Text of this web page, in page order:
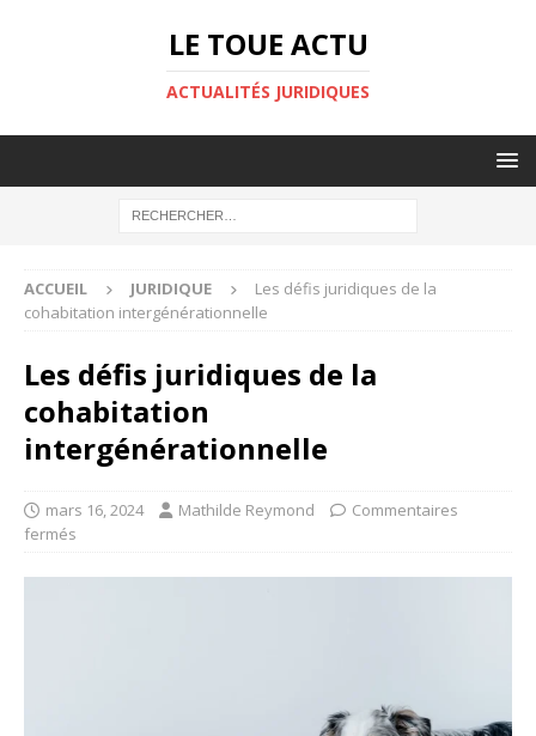
LE TOUE ACTU
ACTUALITÉS JURIDIQUES
ACCUEIL JURIDIQUE
Les défis juridiques de la
cohabitation intergénérationnelle
Les défis juridiques de la
cohabitation
intergénérationnelle
mars 16, 2024 Mathilde Reymond
Commentaires
fermés